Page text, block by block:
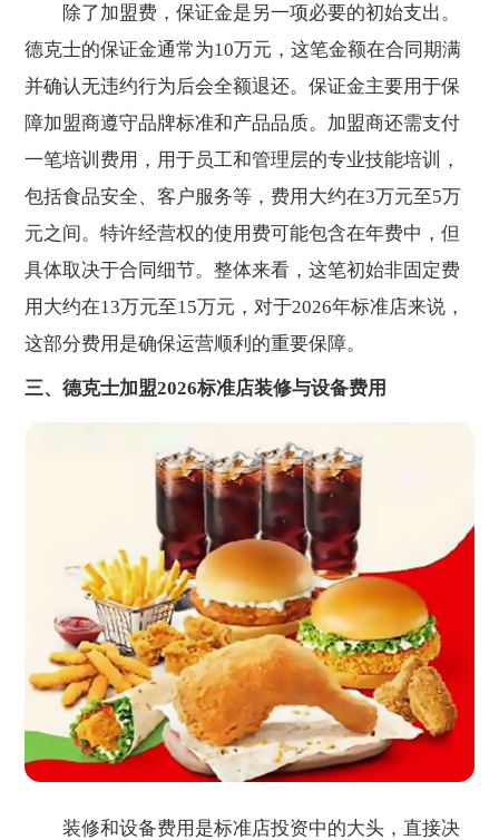
除了加盟费，保证金是另一项必要的初始支出。
德克士的保证金通常为10万元，这笔金额在合同期满
并确认无违约行为后会全额退还。保证金主要用于保
障加盟商遵守品牌标准和产品品质。加盟商还需支付
一笔培训费用，用于员工和管理层的专业技能培训，
包括食品安全、客户服务等，费用大约在3万元至5万
元之间。特许经营权的使用费可能包含在年费中，但
具体取决于合同细节。整体来看，这笔初始非固定费
用大约在13万元至15万元，对于2026年标准店来说，
这部分费用是确保运营顺利的重要保障。
三、德克士加盟2026标准店装修与设备费用
装修和设备费用是标准店投资中的大头，直接决